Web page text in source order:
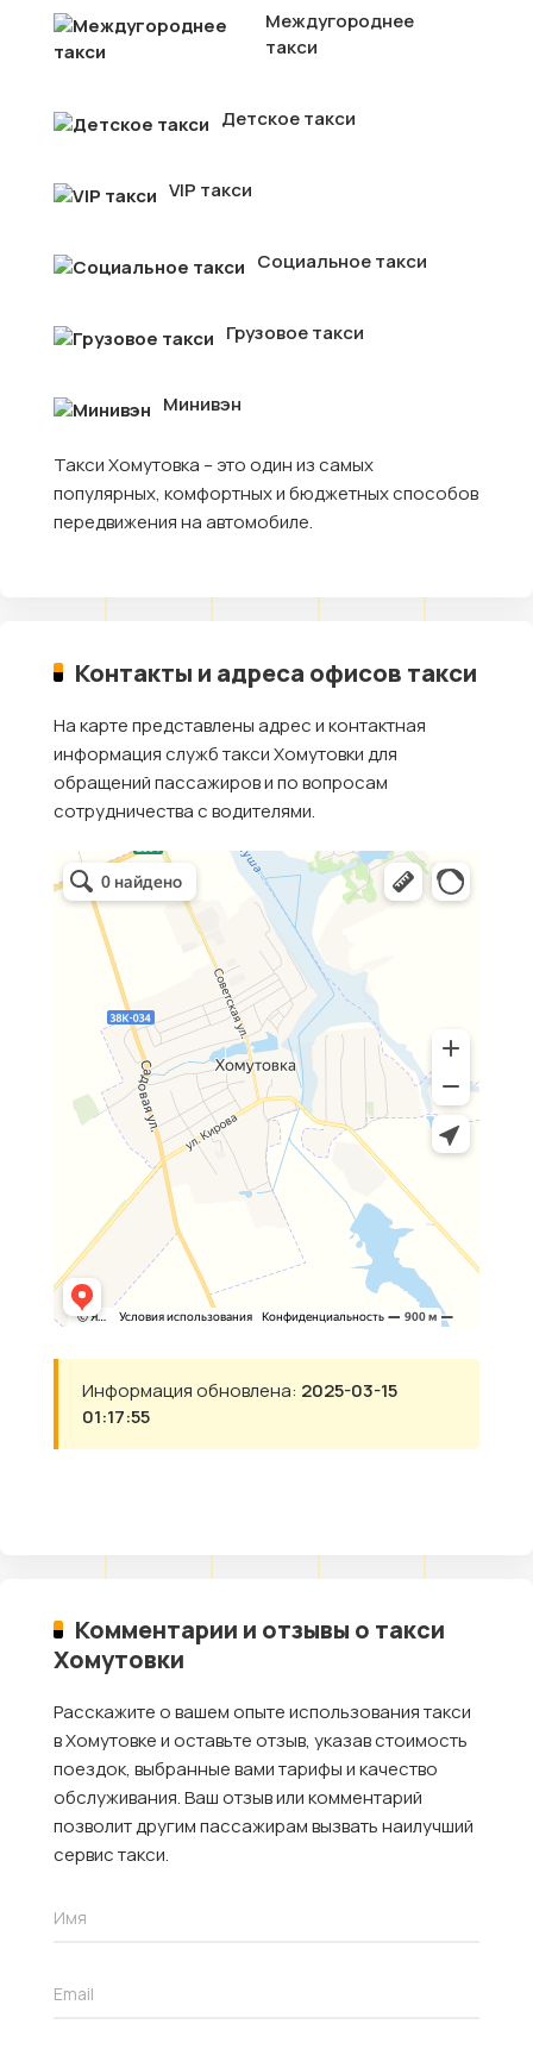
Междугороднее
такси
Детское такси
VIP такси
Социальное такси
Грузовое такси
Минивэн
Такси Хомутовка – это один из самых
популярных, комфортных и бюджетных способов
передвижения на автомобиле.
Контакты и адреса офисов такси
На карте представлены адрес и контактная
информация служб такси Хомутовки для
обращений пассажиров и по вопросам
сотрудничества с водителями.
Информация обновлена: 2025-03-15
01:17:55
Комментарии и отзывы о такси
Хомутовки
Расскажите о вашем опыте использования такси
в Хомутовке и оставьте отзыв, указав стоимость
поездок, выбранные вами тарифы и качество
обслуживания. Ваш отзыв или комментарий
позволит другим пассажирам вызвать наилучший
сервис такси.